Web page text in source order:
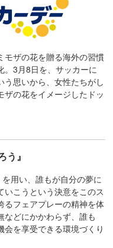
モザの花を贈る海外の習慣
。3月8日を、サッカーに
思いから、女性たちがし
ザの花をイメージしたドッ
う』
用い、誰もが自分の夢に
いこうという決意をこのス
るフェアプレーの精神を体
などにかかわらず、誰も
を享受できる環境づくり